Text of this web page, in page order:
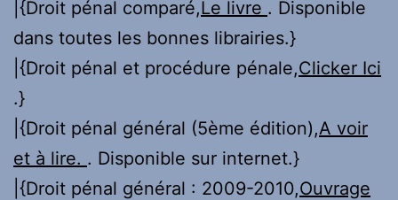
|{Droit pénal comparé,Le livre . Disponible
dans toutes les bonnes librairies.}
|{Droit pénal et procédure pénale,Clicker Ici
.}
|{Droit pénal général (5ème édition),A voir
et à lire. . Disponible sur internet.}
|{Droit pénal général : 2009-2010,Ouvrage